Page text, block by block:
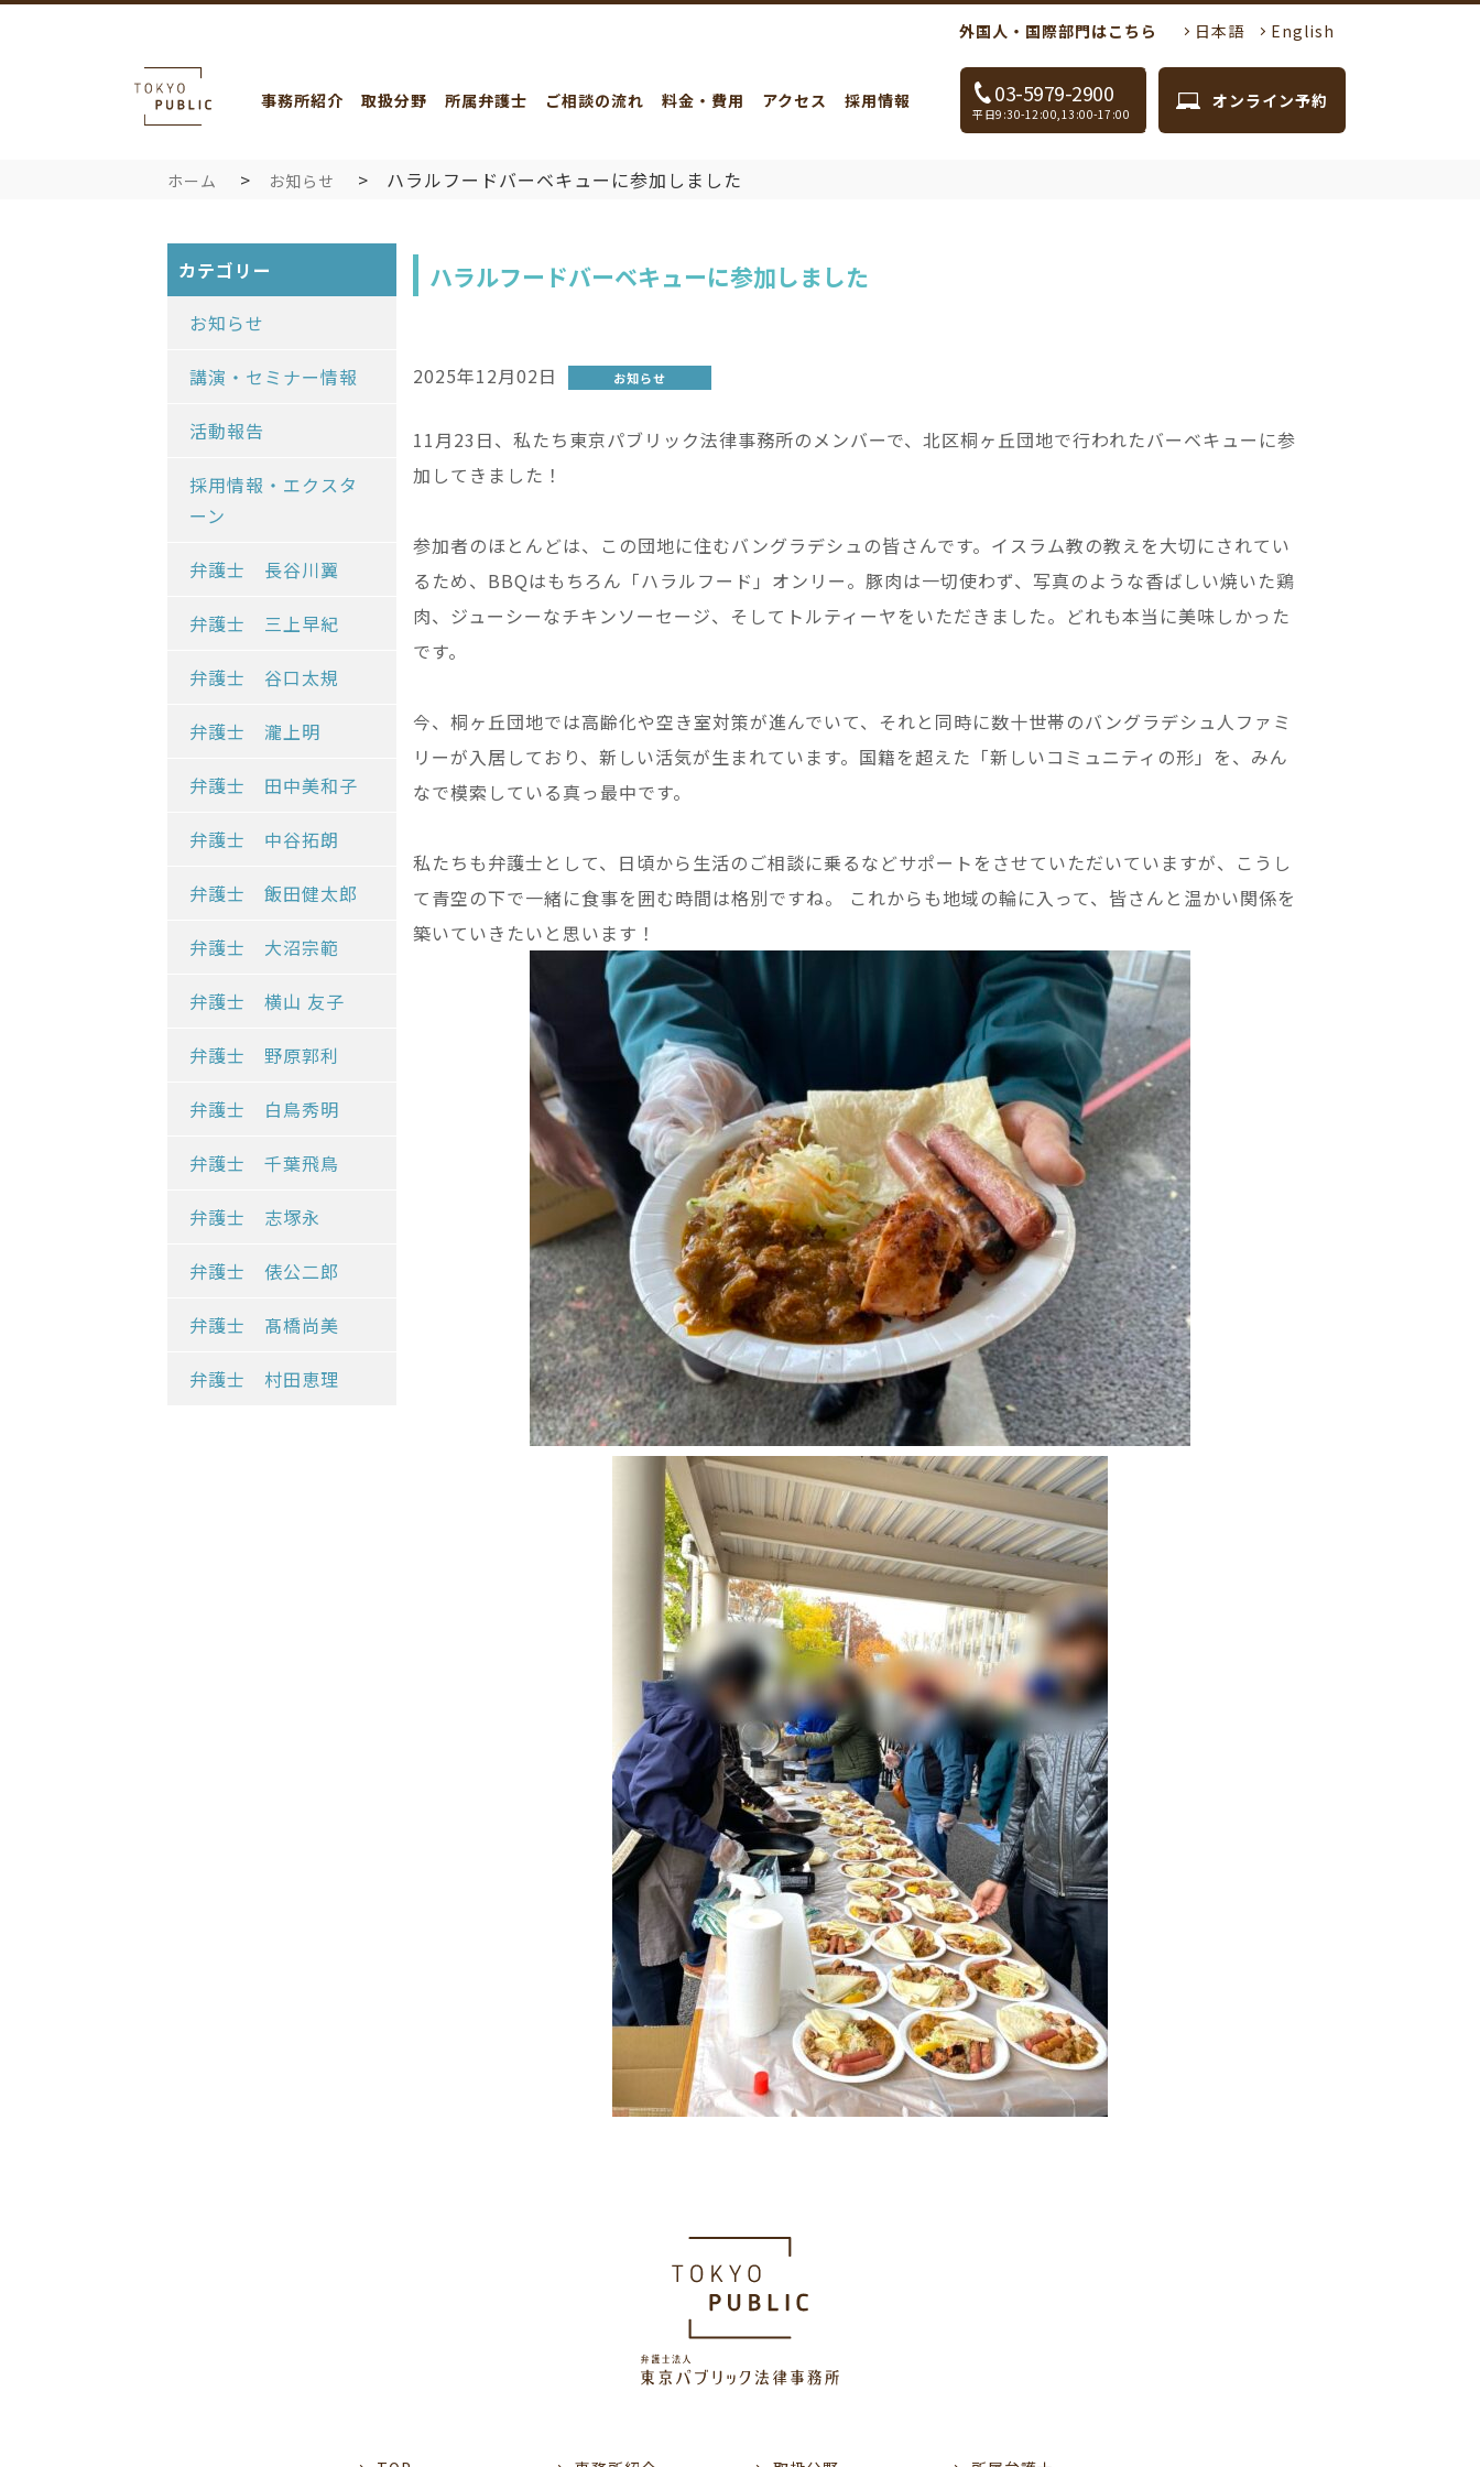
外国人・国際部門はこちら 日本語 English
事務所紹介 取扱分野 所属弁護士 ご相談の流れ 料金・費用 アクセス 採用情報 03-5979-2900
平日9:30-12:00,13:00-17:00
オンライン予約
ホーム お知らせ ハラルフードバーベキューに参加しました
カテゴリー
お知らせ
講演・セミナー情報
活動報告
採用情報・エクスタ
ーン
弁護士 長谷川翼
弁護士 三上早紀
弁護士 谷口太規
弁護士 瀧上明
弁護士 田中美和子
弁護士 中谷拓朗
弁護士 飯田健太郎
弁護士 大沼宗範
弁護士 横山 友子
弁護士 野原郭利
弁護士 白鳥秀明
弁護士 千葉飛鳥
弁護士 志塚永
弁護士 俵公二郎
弁護士 髙橋尚美
弁護士 村田恵理
ハラルフードバーベキューに参加しました
2025年12月02日 お知らせ
11月23日、私たち東京パブリック法律事務所のメンバーで、北区桐ヶ丘団地で行われたバーベキューに参
加してきました！
参加者のほとんどは、この団地に住むバングラデシュの皆さんです。イスラム教の教えを大切にされてい
るため、BBQはもちろん「ハラルフード」オンリー。豚肉は一切使わず、写真のような香ばしい焼いた鶏
肉、ジューシーなチキンソーセージ、そしてトルティーヤをいただきました。どれも本当に美味しかった
です。
今、桐ヶ丘団地では高齢化や空き室対策が進んでいて、それと同時に数十世帯のバングラデシュ人ファミ
リーが入居しており、新しい活気が生まれています。国籍を超えた「新しいコミュニティの形」を、みん
なで模索している真っ最中です。
私たちも弁護士として、日頃から生活のご相談に乗るなどサポートをさせていただいていますが、こうし
て青空の下で一緒に食事を囲む時間は格別ですね。 これからも地域の輪に入って、皆さんと温かい関係を
築いていきたいと思います！